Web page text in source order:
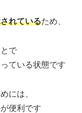
れているため、
で
ている状態です
には、
便利です